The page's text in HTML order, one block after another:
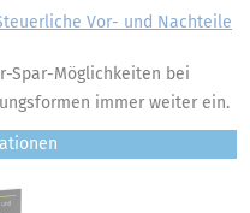
Vor- und Nachteile
Spar-Möglichkeiten bei
immer weiter ein.